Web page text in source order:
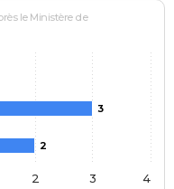
le Ministère de
3
2
2 3 4